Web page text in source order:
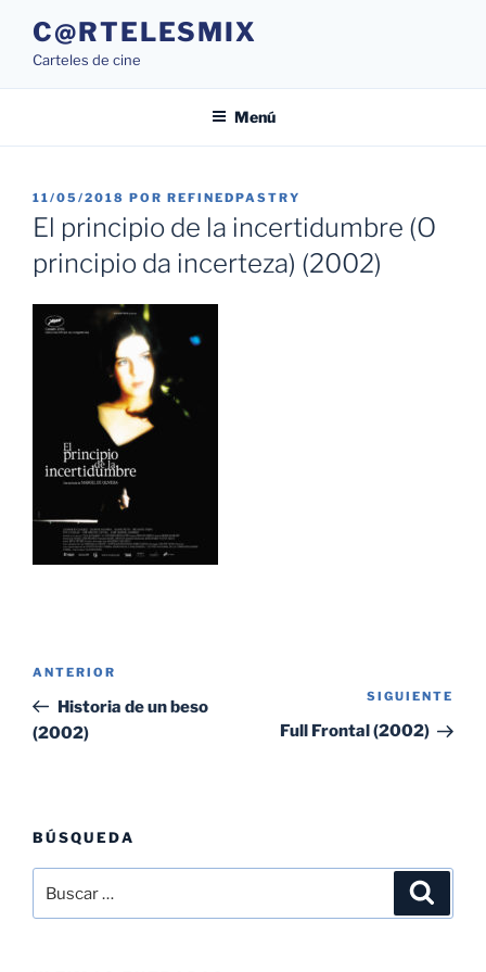
contenido
C@RTELESMIX
Carteles de cine
Menú
PUBLICADO
EL
11/05/2018 POR REFINEDPASTRY
El principio de la incertidumbre (O
principio da incerteza) (2002)
entradas
Entrada
anterior:
ANTERIOR
Historia de un beso
(2002)
SIGUIENTE
Full Frontal (2002)
BÚSQUEDA
por: